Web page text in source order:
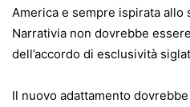
America e sempre ispirata
Narrativia non dovrebbe
dell’accordo di esclusività
Il nuovo adattamento